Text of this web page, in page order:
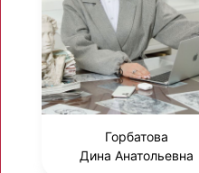
Горбатова
Дина Анатольевна